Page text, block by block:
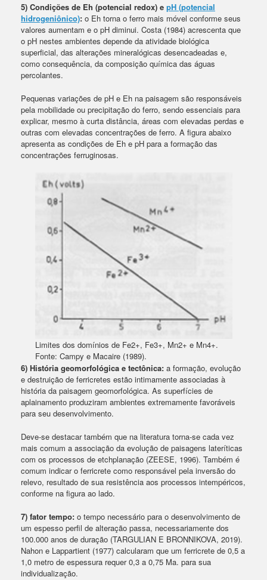
5) Condições de Eh (potencial redox) e pH (potencial
hidrogeniônico): o Eh torna o ferro mais móvel conforme seus
valores aumentam e o pH diminui. Costa (1984) acrescenta que
o pH nestes ambientes depende da atividade biológica
superficial, das alterações mineralógicas desencadeadas e,
como consequência, da composição química das águas
percolantes.
Pequenas variações de pH e Eh na paisagem são responsáveis
pela mobilidade ou precipitação do ferro, sendo essenciais para
explicar, mesmo à curta distância, áreas com elevadas perdas e
outras com elevadas concentrações de ferro. A figura abaixo
apresenta as condições de Eh e pH para a formação das
concentrações ferruginosas.
Limites dos domínios de Fe2+, Fe3+, Mn2+ e Mn4+.
Fonte: Campy e Macaire (1989).
6) História geomorfológica e tectônica: a formação, evolução
e destruição de ferricretes estão intimamente associadas à
história da paisagem geomorfológica. As superfícies de
aplainamento produziram ambientes extremamente favoráveis
para seu desenvolvimento.
Deve-se destacar também que na literatura torna-se cada vez
mais comum a associação da evolução de paisagens lateríticas
com os processos de etchplanação (ZEESE, 1996). Também é
comum indicar o ferricrete como responsável pela inversão do
relevo, resultado de sua resistência aos processos intempéricos,
conforme na figura ao lado.
7) fator tempo: o tempo necessário para o desenvolvimento de
um espesso perfil de alteração passa, necessariamente dos
100.000 anos de duração (TARGULIAN E BRONNIKOVA, 2019).
Nahon e Lappartient (1977) calcularam que um ferricrete de 0,5 a
1,0 metro de espessura requer 0,3 a 0,75 Ma. para sua
individualização.